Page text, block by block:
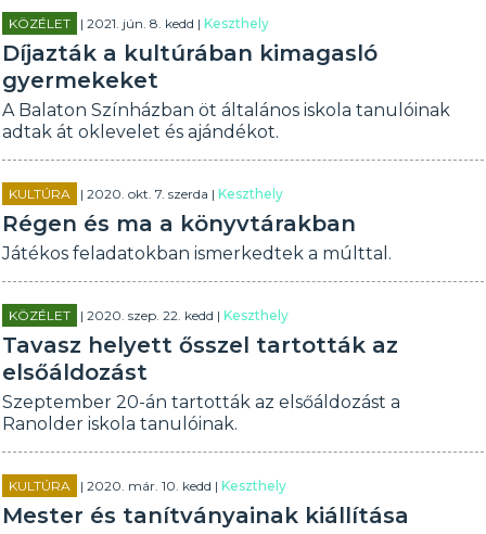
KÖZÉLET | 2021. jún. 8. kedd |Keszthely
Díjazták a kultúrában kimagasló
gyermekeket
A Balaton Színházban öt általános iskola tanulóinak
adtak át oklevelet és ajándékot.
KULTÚRA | 2020. okt. 7. szerda |Keszthely
Régen és ma a könyvtárakban
Játékos feladatokban ismerkedtek a múlttal.
KÖZÉLET | 2020. szep. 22. kedd |Keszthely
Tavasz helyett ősszel tartották az
elsőáldozást
Szeptember 20-án tartották az elsőáldozást a
Ranolder iskola tanulóinak.
KULTÚRA | 2020. már. 10. kedd |Keszthely
Mester és tanítványainak kiállítása